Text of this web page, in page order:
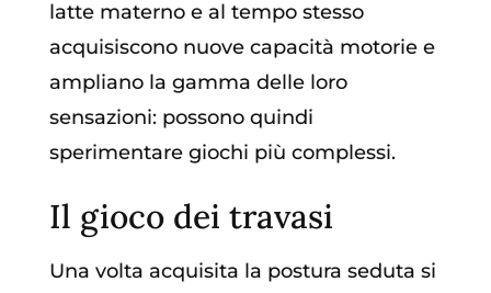
latte materno e al tempo stesso
acquisiscono nuove capacità motorie e
ampliano la gamma delle loro
sensazioni: possono quindi
sperimentare giochi più complessi.
Il gioco dei travasi
Una volta acquisita la postura seduta si